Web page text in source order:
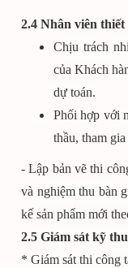
2.4 Nhân viên thiết
Chịu trách
của Khách
dự toán.
Phối hợp với
thầu, tham
- Lập bản vẽ thi
và nghiệm thu bàn
kế sản phẩm mới
2.5 Giám sát kỹ
* Giám sát thi công